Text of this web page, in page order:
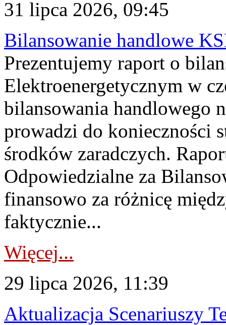
31 lipca 2026, 09:45
Bilansowanie handlowe
Prezentujemy raport o
Elektroenergetycznym w
bilansowania handlowego
prowadzi do konieczności
środków zaradczych.
Odpowiedzialne za
finansowo za różnicę
faktycznie...
Więcej...
29 lipca 2026, 11:39
Aktualizacja Scenariuszy